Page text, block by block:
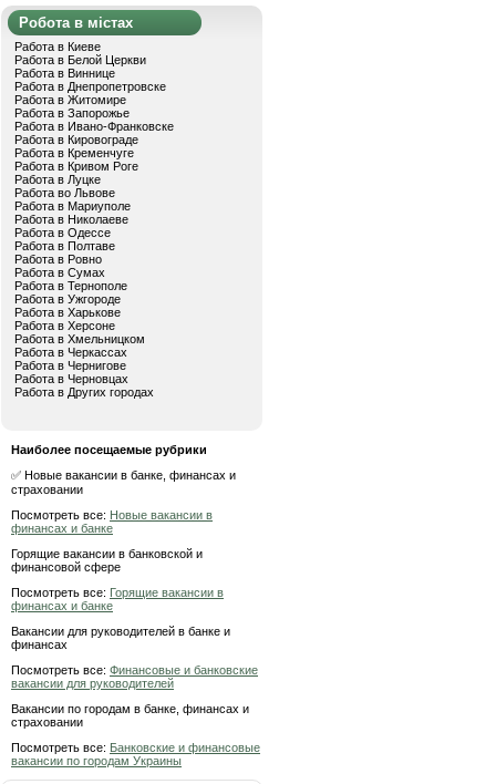
Робота в містах
Работа в Киеве
Работа в Белой Церкви
Работа в Виннице
Работа в Днепропетровске
Работа в Житомире
Работа в Запорожье
Работа в Ивано-Франковске
Работа в Кировограде
Работа в Кременчуге
Работа в Кривом Роге
Работа в Луцке
Работа во Львове
Работа в Мариуполе
Работа в Николаеве
Работа в Одессе
Работа в Полтаве
Работа в Ровно
Работа в Сумах
Работа в Тернополе
Работа в Ужгороде
Работа в Харькове
Работа в Херсоне
Работа в Хмельницком
Работа в Черкассах
Работа в Чернигове
Работа в Черновцах
Работа в Других городах
Наиболее посещаемые рубрики
✅ Новые вакансии в банке, финансах и
страховании
Посмотреть все: Новые вакансии в
финансах и банке
Горящие вакансии в банковской и
финансовой сфере
Посмотреть все: Горящие вакансии в
финансах и банке
Вакансии для руководителей в банке и
финансах
Посмотреть все: Финансовые и банковские
вакансии для руководителей
Вакансии по городам в банке, финансах и
страховании
Посмотреть все: Банковские и финансовые
вакансии по городам Украины